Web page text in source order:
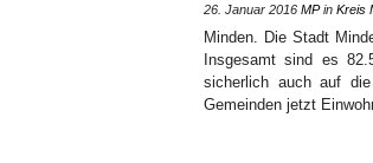
26. Januar 2016 MPin Kreis
Minden. Die Stadt
Insgesamt sind es
sicherlich auch auf die
Gemeinden jetzt